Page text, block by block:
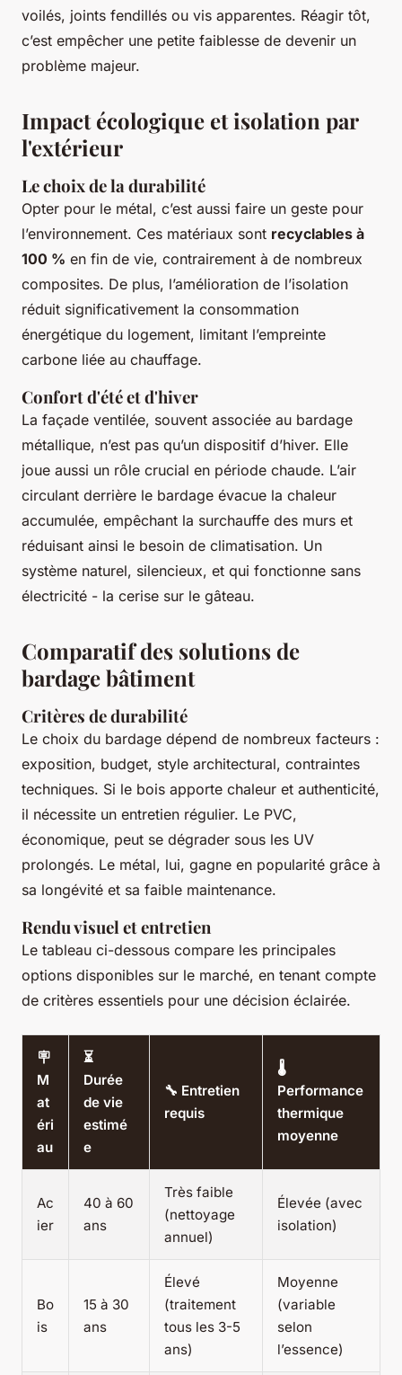
voilés, joints fendillés ou vis apparentes. Réagir tôt,
c’est empêcher une petite faiblesse de devenir un
problème majeur.
Impact écologique et isolation par
l'extérieur
Le choix de la durabilité
Opter pour le métal, c’est aussi faire un geste pour
l’environnement. Ces matériaux sont recyclables à
100 % en fin de vie, contrairement à de nombreux
composites. De plus, l’amélioration de l’isolation
réduit significativement la consommation
énergétique du logement, limitant l’empreinte
carbone liée au chauffage.
Confort d'été et d'hiver
La façade ventilée, souvent associée au bardage
métallique, n’est pas qu’un dispositif d’hiver. Elle
joue aussi un rôle crucial en période chaude. L’air
circulant derrière le bardage évacue la chaleur
accumulée, empêchant la surchauffe des murs et
réduisant ainsi le besoin de climatisation. Un
système naturel, silencieux, et qui fonctionne sans
électricité - la cerise sur le gâteau.
Comparatif des solutions de
bardage bâtiment
Critères de durabilité
Le choix du bardage dépend de nombreux facteurs :
exposition, budget, style architectural, contraintes
techniques. Si le bois apporte chaleur et authenticité,
il nécessite un entretien régulier. Le PVC,
économique, peut se dégrader sous les UV
prolongés. Le métal, lui, gagne en popularité grâce à
sa longévité et sa faible maintenance.
Rendu visuel et entretien
Le tableau ci-dessous compare les principales
options disponibles sur le marché, en tenant compte
de critères essentiels pour une décision éclairée.
🪧
M
at
éri
au
⏳
Durée
de vie
estimé
e
🔧 Entretien
requis
🌡️
Performance
thermique
moyenne
Ac
ier
40 à 60
ans
Très faible
(nettoyage
annuel)
Élevée (avec
isolation)
Bo
is
15 à 30
ans
Élevé
(traitement
tous les 3-5
ans)
Moyenne
(variable
selon
l’essence)